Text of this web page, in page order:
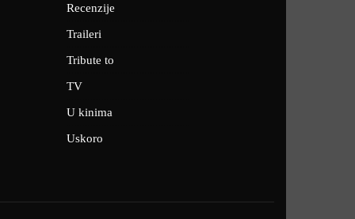
Recenzije
Traileri
Tribute to
TV
U kinima
Uskoro